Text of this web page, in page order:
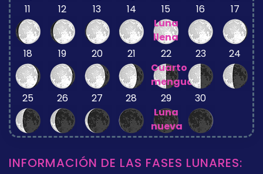
11 12 13 14
15
Luna
llena
16 17
18 19 20 21
22
Cuarto
menguante
23 24
25 26 27 28
29
Luna
nueva
30
INFORMACIÓN DE LAS FASES LUNARES: